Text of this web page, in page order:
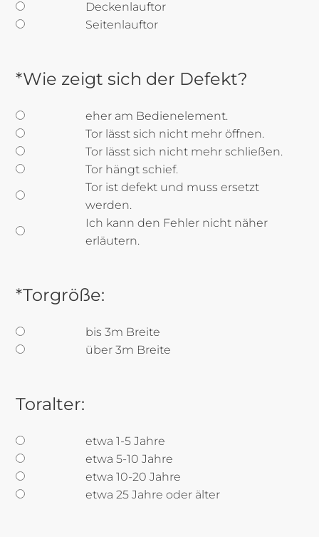
Deckenlauftor
Seitenlauftor
*Wie zeigt sich der Defekt?
eher am Bedienelement.
Tor lässt sich nicht mehr öffnen.
Tor lässt sich nicht mehr schließen.
Tor hängt schief.
Tor ist defekt und muss ersetzt
werden.
Ich kann den Fehler nicht näher
erläutern.
*Torgröße:
bis 3m Breite
über 3m Breite
Toralter:
etwa 1-5 Jahre
etwa 5-10 Jahre
etwa 10-20 Jahre
etwa 25 Jahre oder älter